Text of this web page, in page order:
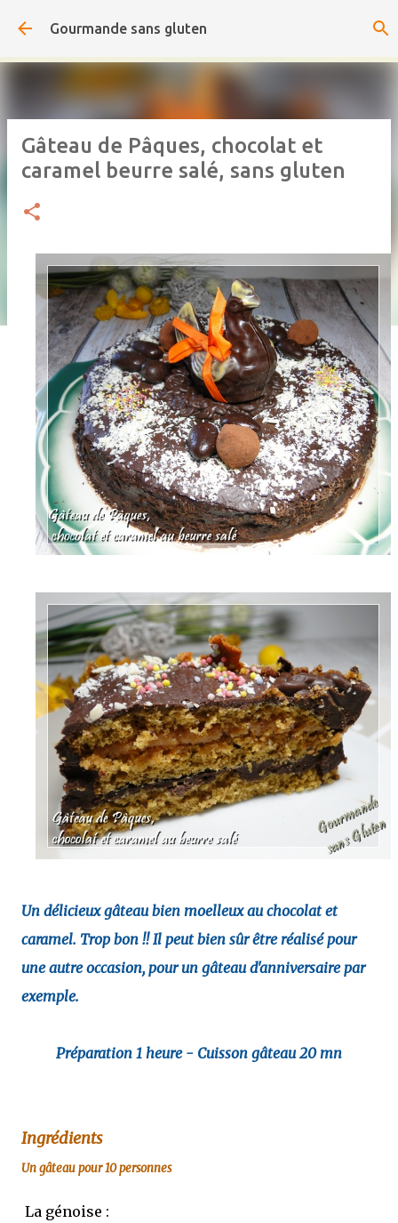
Accéder au contenu principal
Gourmande sans gluten
Gâteau de Pâques, chocolat et
caramel beurre salé, sans gluten
Un délicieux gâteau bien moelleux au chocolat et
caramel. Trop bon !! Il peut bien sûr être réalisé pour
une autre occasion, pour un gâteau d'anniversaire par
exemple.
Préparation 1 heure - Cuisson gâteau 20 mn
Ingrédients
Un gâteau pour 10 personnes
La génoise :